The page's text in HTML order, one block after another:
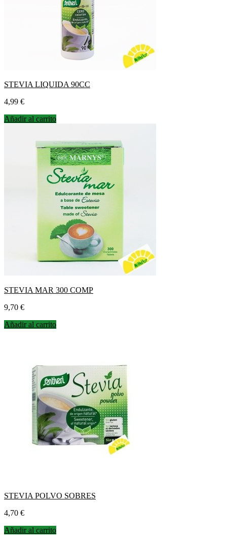
STEVIA LIQUIDA 90CC
Precio
4,99 €
Añadir al carrito
STEVIA MAR 300 COMP
Precio
9,70 €
Añadir al carrito
STEVIA POLVO SOBRES
Precio
4,70 €
Añadir al carrito